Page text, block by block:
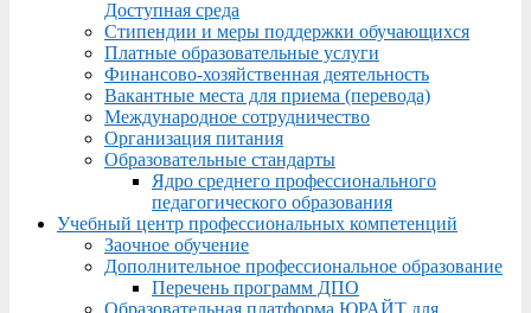
Доступная среда
Стипендии и меры поддержки обучающихся
Платные образовательные услуги
Финансово-хозяйственная деятельность
Вакантные места для приема (перевода)
Международное сотрудничество
Организация питания
Образовательные стандарты
Ядро среднего профессионального
педагогического образования
Учебный центр профессиональных компетенций
Заочное обучение
Дополнительное профессиональное образование
Перечень программ ДПО
Образовательная платформа ЮРАЙТ для